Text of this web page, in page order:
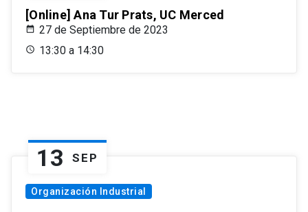
[Online] Ana Tur Prats, UC Merced
27 de Septiembre de 2023
13:30 a 14:30
13 SEP
Organización Industrial